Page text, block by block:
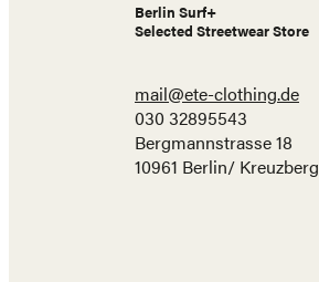
Berlin Surf+
Selected Streetwear Store
mail@ete-clothing.de
030 32895543
Bergmannstrasse 18
10961 Berlin/ Kreuzberg